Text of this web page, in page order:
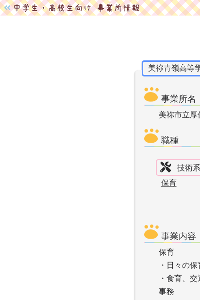
事業所名
美祢市立厚
美祢青嶺高等
職種
技術系
保育
事業内容
保育
・日々の
・食育、
事務